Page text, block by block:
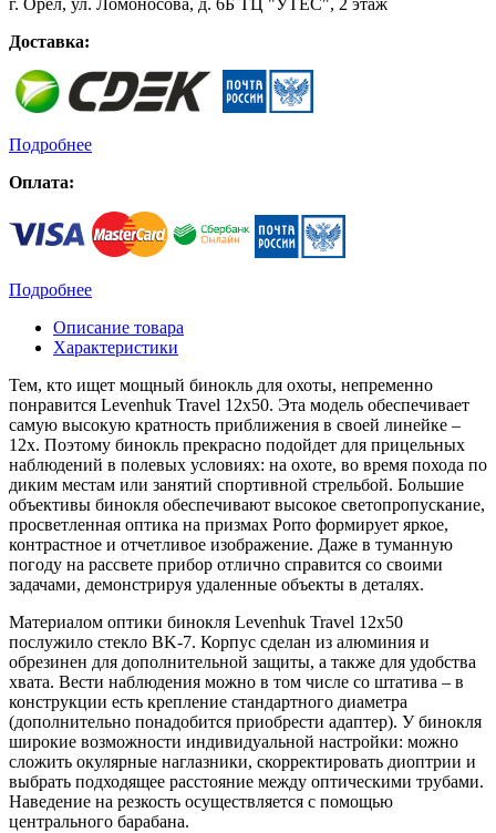
г. Орёл, ул. Ломоносова, д. 6Б ТЦ "УТЁС", 2 этаж
Доставка:
Подробнее
Оплата:
Подробнее
Описание товара
Характеристики
Тем, кто ищет мощный бинокль для охоты, непременно
понравится Levenhuk Travel 12x50. Эта модель обеспечивает
самую высокую кратность приближения в своей линейке –
12х. Поэтому бинокль прекрасно подойдет для прицельных
наблюдений в полевых условиях: на охоте, во время похода по
диким местам или занятий спортивной стрельбой. Большие
объективы бинокля обеспечивают высокое светопропускание,
просветленная оптика на призмах Porro формирует яркое,
контрастное и отчетливое изображение. Даже в туманную
погоду на рассвете прибор отлично справится со своими
задачами, демонстрируя удаленные объекты в деталях.
Материалом оптики бинокля Levenhuk Travel 12x50
послужило стекло BK-7. Корпус сделан из алюминия и
обрезинен для дополнительной защиты, а также для удобства
хвата. Вести наблюдения можно в том числе со штатива – в
конструкции есть крепление стандартного диаметра
(дополнительно понадобится приобрести адаптер). У бинокля
широкие возможности индивидуальной настройки: можно
сложить окулярные наглазники, скорректировать диоптрии и
выбрать подходящее расстояние между оптическими трубами.
Наведение на резкость осуществляется с помощью
центрального барабана.